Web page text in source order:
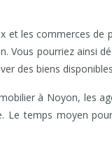
et les commerces
Vous pourriez ainsi
des biens
à Noyon, les
Le temps moyen